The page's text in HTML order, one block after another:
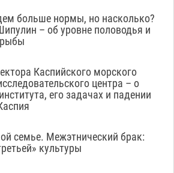
больше нормы, но насколько?
– об уровне половодья и
рыбы
Каспийского морского
центра – о
его задачах и падении
семье. Межэтнический брак:
культуры